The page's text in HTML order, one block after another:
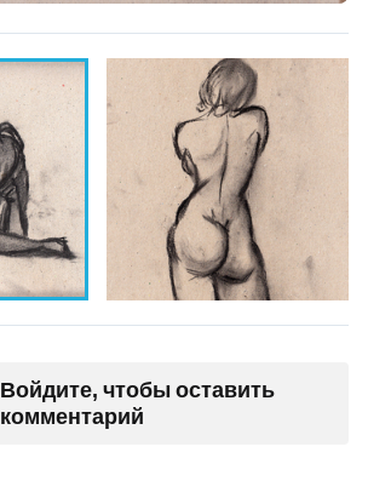
Войдите, чтобы оставить
комментарий